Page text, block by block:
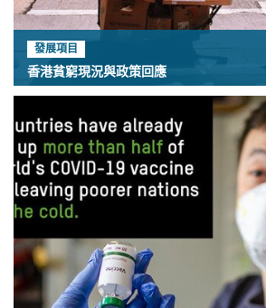
發展項目
香港貧窮現況與政策回應